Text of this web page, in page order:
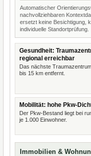
Automatischer
nachvollziehbaren
ersetzt keine Besichtigung,
individuelle Standortprüfung.
Gesundheit:
regional erreichbar
Das nächste
bis 15 km entfernt.
Mobilität: hohe Pkw-
Der Pkw-Bestand liegt bei
je 1.000 Einwohner.
Immobilien &